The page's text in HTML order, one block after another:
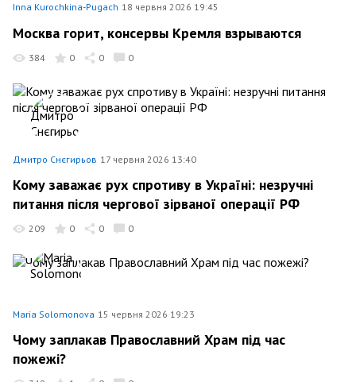
Inna Kurochkina-Pugach 18 червня 2026 19:45
Москва горит, консервы Кремля взрываются
384 0 0 0
Дмитро Снєгирьов 17 червня 2026 13:40
Кому заважає рух спротиву в Україні: незручні
питання після чергової зірваної операції РФ
209 0 0 0
Maria Solomonova 15 червня 2026 19:23
Чому заплакав Православний Храм під час
пожежі?